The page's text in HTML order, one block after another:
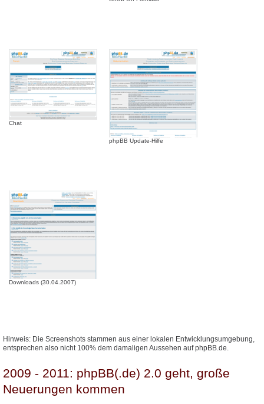
Chat
phpBB Update-Hilfe
Downloads (30.04.2007)
Hinweis: Die Screenshots stammen aus einer lokalen Entwicklungsumgebung,
entsprechen also nicht 100% dem damaligen Aussehen auf phpBB.de.
2009 - 2011: phpBB(.de) 2.0 geht, große
Neuerungen kommen